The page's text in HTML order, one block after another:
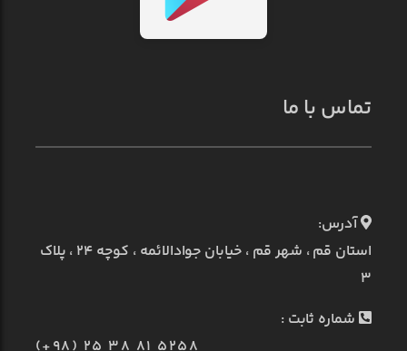
تماس با ما
آدرس:
استان قم ، شهر قم ، خیابان جوادالائمه ، کوچه ۲۴ ، پلاک
۳
شماره ثابت :